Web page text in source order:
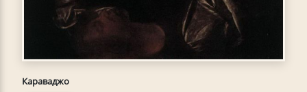
Караваджо